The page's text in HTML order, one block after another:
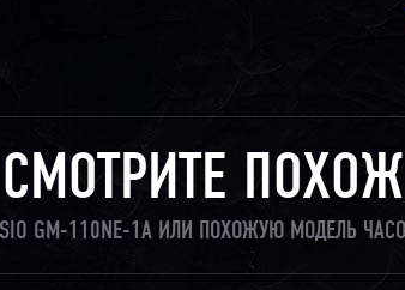
СМОТРИТЕ
GM-110NE-1A ИЛИ ПОХОЖУЮ МОДЕЛЬ